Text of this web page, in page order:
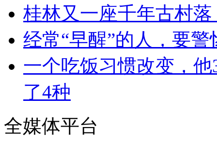
桂林又一座千年古村
经常“早醒”的人，要
一个吃饭习惯改变，
了4种
全媒体平台